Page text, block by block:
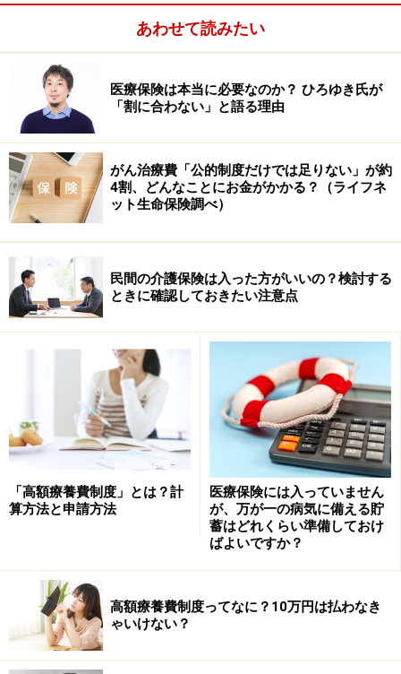
意見は分かれるでしょうが、例えばサッカーでは、イタ
リアはカテナチオと呼ばれる鉄壁な守りがあるからこ
そ、ワールドカップで優勝できる強豪国とも言われてい
ます。一方でスペインは攻撃の華麗なパスサッカーによ
り近年世界的な強豪国となっています。
人生もスポーツと同じように攻めと守りがあると思いま
す。守りをきちんとしておけば安心して攻めることがで
きるし、仮に失点しても最少失点で切り抜けることが可
能です。
進む（攻め続ける）ような時があったなら、結果がつい
てきているうちは、やりがいや生きがいもあって楽しい
と感じるでしょうが、そうでない時は、激しく落ち込む
ことになるでしょう。一方、守ってばかりの堅い人生だ
あわせて読みたい
医療保険は本当に必要なのか？ ひろゆき氏が
「割に合わない」と語る理由
がん治療費「公的制度だけでは足りない」が約
4割、どんなことにお金がかかる？（ライフネ
ット生命保険調べ）
民間の介護保険は入った方がいいの？検討する
ときに確認しておきたい注意点
「高額療養費制度」とは？計
算方法と申請方法
医療保険には入っていません
が、万が一の病気に備える貯
蓄はどれくらい準備しておけ
ばよいですか？
高額療養費制度ってなに？10万円は払わなき
ゃいけない？